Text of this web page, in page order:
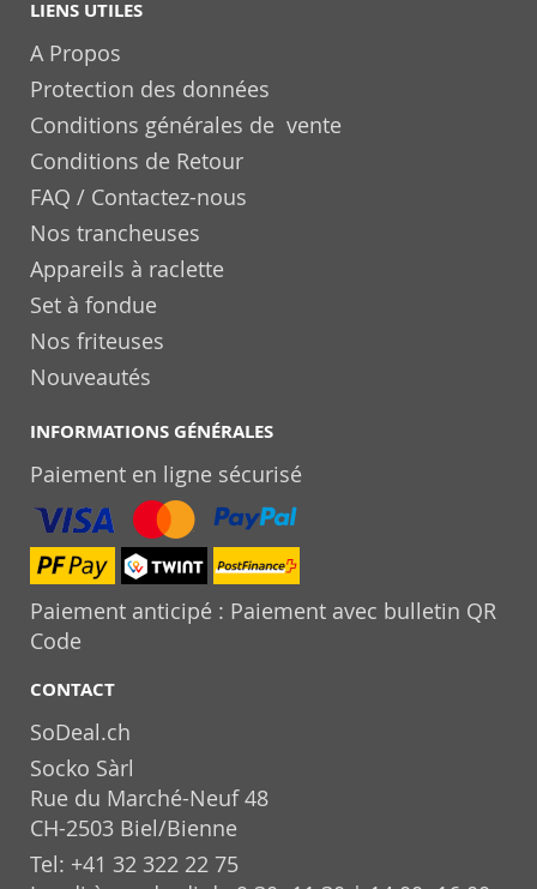
LIENS UTILES
A Propos
Protection des données
Conditions générales de vente
Conditions de Retour
FAQ / Contactez-nous
Nos trancheuses
Appareils à raclette
Set à fondue
Nos friteuses
Nouveautés
INFORMATIONS GÉNÉRALES
Paiement en ligne sécurisé
Paiement anticipé : Paiement avec bulletin QR
Code
CONTACT
SoDeal.ch
Socko Sàrl
Rue du Marché-Neuf 48
CH-2503 Biel/Bienne
Tel: +41 32 322 22 75